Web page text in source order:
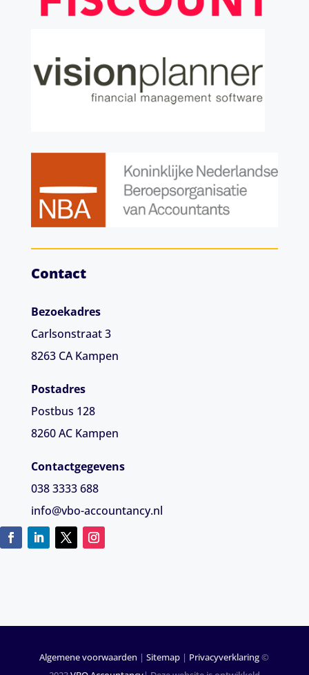
Contact
Bezoekadres
Carlsonstraat 3
8263 CA Kampen
Postadres
Postbus 128
8260 AC Kampen
Contactgegevens
038 3333 688
info@vbo-accountancy.nl
Algemene voorwaarden |Sitemap | Privacyverklaring©